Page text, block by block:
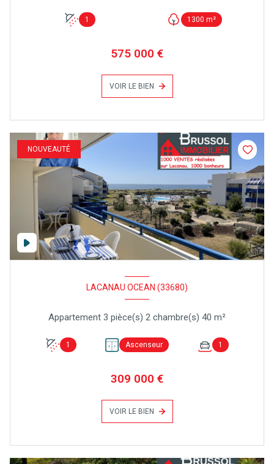
1 1300 m²
575 000 €
VOIR LE BIEN
NOUVEAUTÉ
LACANAU OCEAN (33680)
Appartement 3 pièce(s) 2 chambre(s) 40 m²
1 Ascenseur 1
309 000 €
VOIR LE BIEN